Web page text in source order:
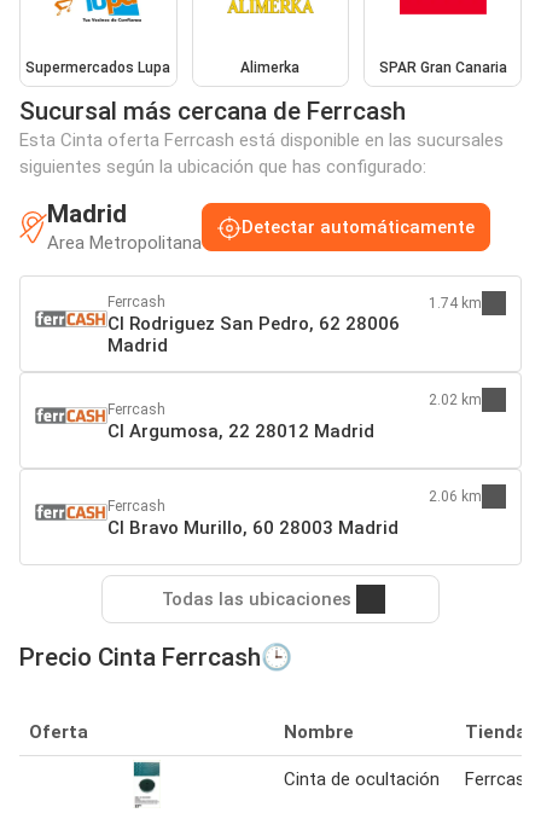
Supermercados Lupa Alimerka SPAR Gran Canaria
Sucursal más cercana de Ferrcash
Esta Cinta oferta Ferrcash está disponible en las sucursales
siguientes según la ubicación que has configurado:
Madrid
Area Metropolitana
Detectar automáticamente
Ferrcash
Cl Rodriguez San Pedro, 62 28006
Madrid
1.74 km
Ferrcash
Cl Argumosa, 22 28012 Madrid
2.02 km
Ferrcash
Cl Bravo Murillo, 60 28003 Madrid
2.06 km
Todas las ubicaciones
Precio Cinta Ferrcash🕒
Oferta Nombre Tienda
Cinta de ocultación Ferrcash